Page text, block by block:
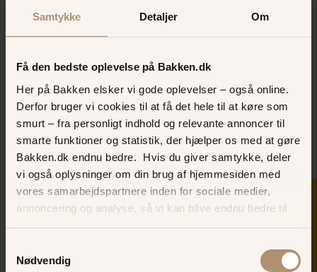
Samtykke Detaljer Om
Få den bedste oplevelse på Bakken.dk
Her på Bakken elsker vi gode oplevelser – også online.
Derfor bruger vi cookies til at få det hele til at køre som
smurt – fra personligt indhold og relevante annoncer til
smarte funktioner og statistik, der hjælper os med at gøre
Bakken.dk endnu bedre. Hvis du giver samtykke, deler
vi også oplysninger om din brug af hjemmesiden med
vores samarbejdspartnere inden for sociale medier,
annoncering og analyse, så vi kan blive endnu bedre til
næste gang, du besøger os.
Nødvendig
SKER I DAG
Jeg accepterervilkår og betingelser
OPRET BRUGER